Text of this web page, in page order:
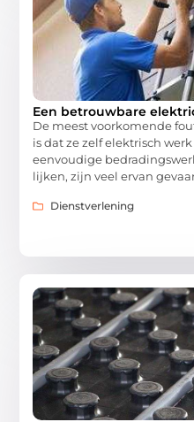
Een betrouwbare
De meest voorkomende
is dat ze zelf elektrisch
eenvoudige
lijken, zijn veel ervan
Dienstverlening